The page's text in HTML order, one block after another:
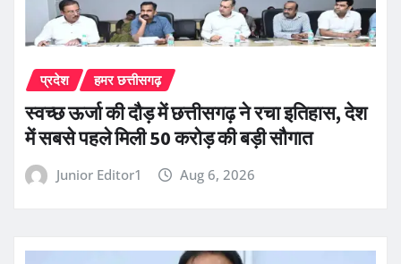
प्रदेश हमर छत्तीसगढ़
स्वच्छ ऊर्जा की दौड़ में छत्तीसगढ़ ने रचा इतिहास, देश
में सबसे पहले मिली 50 करोड़ की बड़ी सौगात
Junior Editor1 Aug 6, 2026